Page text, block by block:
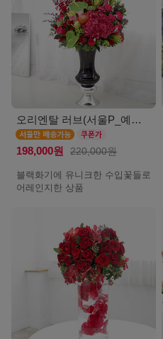
오리엔탈 러브(서울P_예약배송)
198,000원 220,000원
블랙화기에 유니크한 수입꽃들로
어레인지한 상품